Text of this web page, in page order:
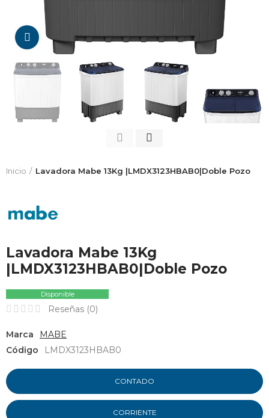
Da click para agrandar
Inicio Lavadora Mabe 13Kg |LMDX3123HBAB0|Doble Pozo
Lavadora Mabe 13Kg
|LMDX3123HBAB0|Doble Pozo
Disponible
Reseñas (0)
Marca
MABE
Código
LMDX3123HBAB0
CONTADO
CORRIENTE